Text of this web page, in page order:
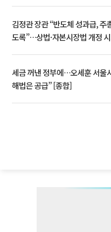
김정관 장관 “반도체 성과급, 주
도록”…상법·자본시장법 개정
세금 꺼낸 정부에…오세훈 서울
해법은 공급” [종합]